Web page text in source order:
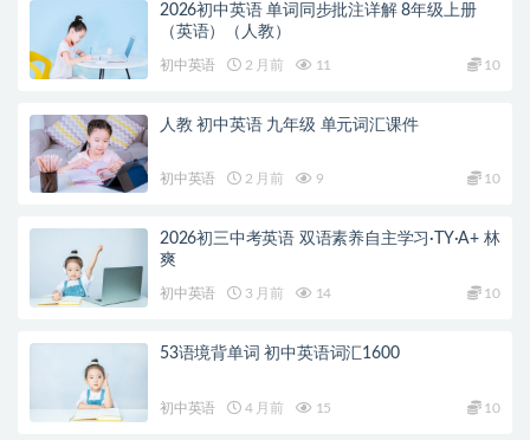
2026初中英语 单词同步批注详解 8年级上册
（英语）（人教）
初中英语 2 月前 11 10
人教 初中英语 九年级 单元词汇课件
初中英语 2 月前 9 10
2026初三中考英语 双语素养自主学习·TY·A+ 林
爽
初中英语 3 月前 14 10
53语境背单词 初中英语词汇1600
初中英语 4 月前 15 10